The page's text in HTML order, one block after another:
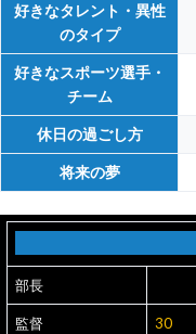
好きなタレント・異性
のタイプ
好きなスポーツ選手・
チーム
休日の過ごし方
将来の夢
部長
監督 30